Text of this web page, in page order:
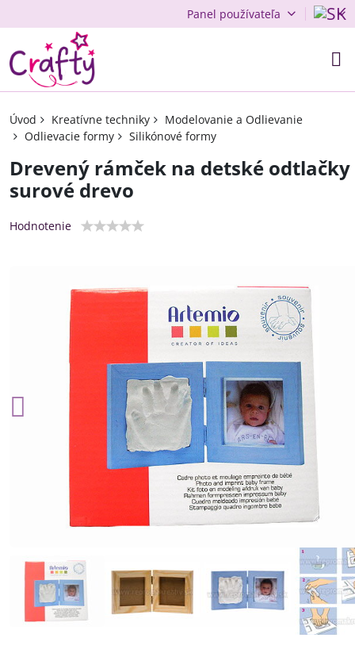
Panel používateľa
Úvod Kreatívne techniky
Modelovanie a Odlievanie
Odlievacie formy
Silikónové formy
Drevený rámček na detské odtlačky
surové drevo
Hodnotenie